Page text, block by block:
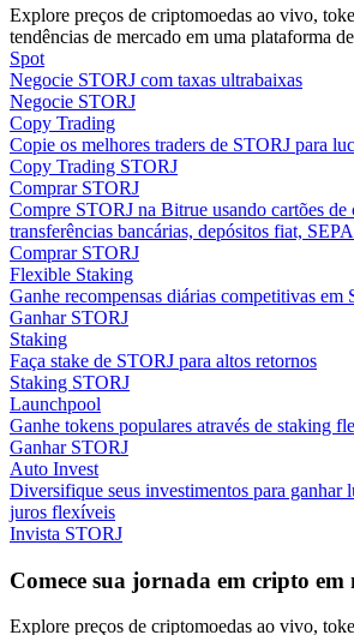
Guia para iniciantes em futuros
Estratégias de negociação
Aprenda como se manter lucrativo
Ganhar
Explore preços de criptomoedas ao vivo,
tendências de mercado em uma plataforma
Spot
Negocie STORJ com taxas ultrabaixas
Negocie STORJ
Copy Trading
Copie os melhores traders de STORJ para
Copy Trading STORJ
Comprar STORJ
Compre STORJ na Bitrue usando cartões de
transferências bancárias, depósitos fiat,
Comprar STORJ
Flexible Staking
Ganhe recompensas diárias competitivas em
Ganhar STORJ
Staking
Faça stake de STORJ para altos retornos
Staking STORJ
Launchpool
Ganhe tokens populares através de staking
Ganhar STORJ
Auto Invest
Diversifique seus investimentos para ganhar
juros flexíveis
Invista STORJ
Comece sua jornada em cripto em
Explore preços de criptomoedas ao vivo,